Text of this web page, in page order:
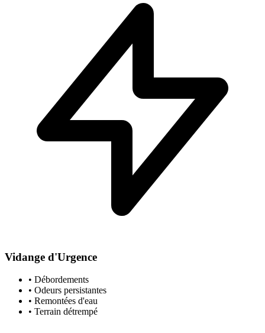
Vidange d'Urgence
• Débordements
• Odeurs persistantes
• Remontées d'eau
• Terrain détrempé